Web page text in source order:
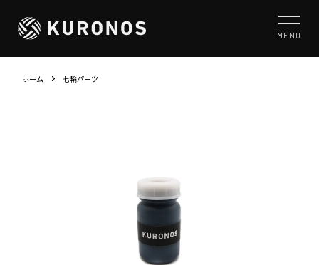
MENU
ホーム 七輪パーツ